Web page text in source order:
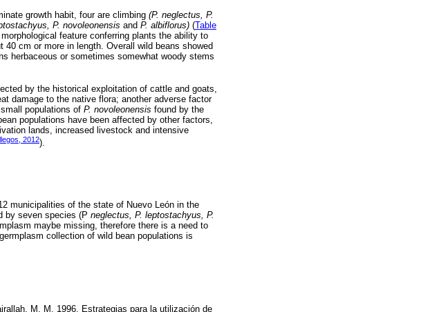
growth habit, four are climbing (P. neglectus, P.
P. novoleonensis and P. albiflorus) (Table
feature conferring plants the ability to
cm or more in length. Overall wild beans showed
herbaceous or sometimes somewhat woody stems
by the historical exploitation of cattle and goats,
damage to the native flora; another adverse factor
populations of P. novoleonensis found by the
populations have been affected by other factors,
lands, increased livestock and intensive
2012).
municipalities of the state of Nuevo León in the
by seven species (P neglectus, P. leptostachyus, P.
maybe missing, therefore there is a need to
collection of wild bean populations is
M. M. 1996. Estrategias para la utilización de